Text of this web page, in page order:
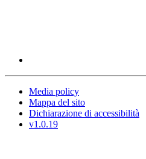
Media policy
Mappa del sito
Dichiarazione di accessibilità
v1.0.19